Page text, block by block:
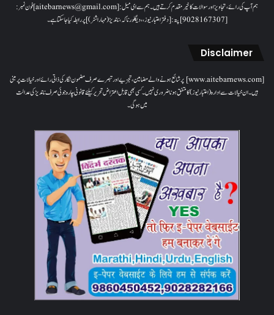
ہم آپ کی رائے، تجاویز اور سوالات کا خیرمقدم کرتے ہیں۔ ہم سےای میل: [aitebarnews@gmail.com]فون نمبر:
[9028167307]پتہ: [دفتر اعتبار نیوز، ، دیگلور ناکہ، ناندیڑ(مہاراشٹر) ] پر رابطہ کیا جاسکتا ہے۔
Disclaimer
[www.aitebarnews.com] پر شائع ہونے والے مضامین، تجزیے اور تبصرے صرف مضمون نگار کی ذاتی رائے اور خیالات پر مبنی
ہیں۔ ان خیالات سے ادارہ (اعتبار نیوز) کا متفق ہونا ضروری نہیں۔ کسی بھی قابل اعتراض تحریر کیلئے قانونی چارہ جوئی صرف ناندیڑ کی عدالت
میں ہوگی۔